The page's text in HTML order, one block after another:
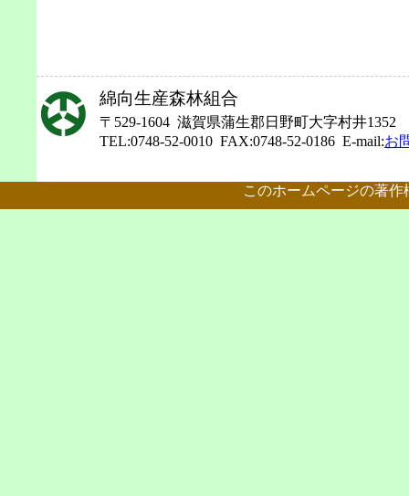
綿向生産森林組合
〒529-1604 滋賀県蒲生郡日野町大字村井1352
TEL:0748-52-0010 FAX:0748-52-0186 E-mail:お
このホームページの著